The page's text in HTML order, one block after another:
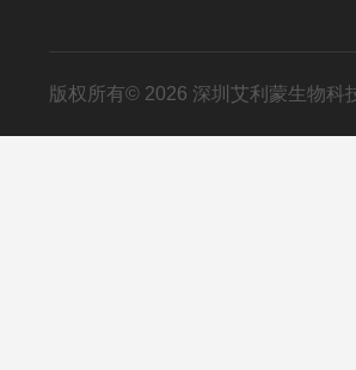
版权所有© 2026 深圳艾利蒙生物